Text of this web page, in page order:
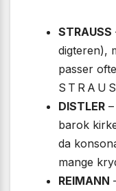
STRAUSS
digteren),
passer
S T R A U
DISTLER
barok
da
mange
REIMANN